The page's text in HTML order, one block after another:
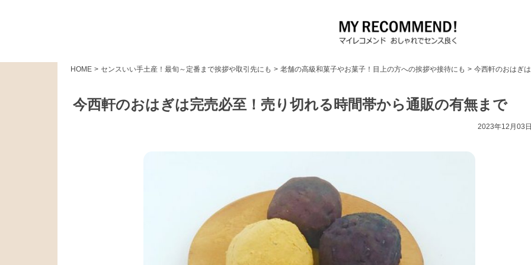
HOME > センスいい手土産！最旬～定番まで挨拶や取引先にも > 老舗の高級和菓子やお菓子！目上の方への挨拶や接待にも > 今西軒のおはぎ
今西軒のおはぎは完売必至！売り切れる時間帯から通販の有無まで
2023年12月03